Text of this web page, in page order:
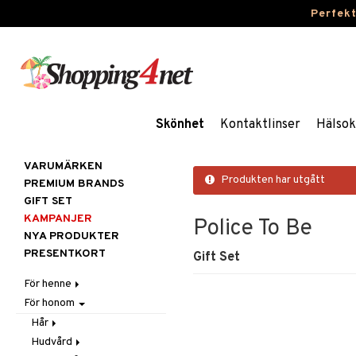
Skönhet Kontaktlinser
Produkten har utgått
Police To Be
Gift Set
VARUMÄRKEN
PREMIUM BRANDS
GIFT SET
KAMPANJER
NYA PRODUKTER
PRESENTKORT
För henne
Hår
Accessoarer
Balsam
Hudvård
Ansiktscremer
Kosmetika
För honom
Hår
Balsam
Hudvård